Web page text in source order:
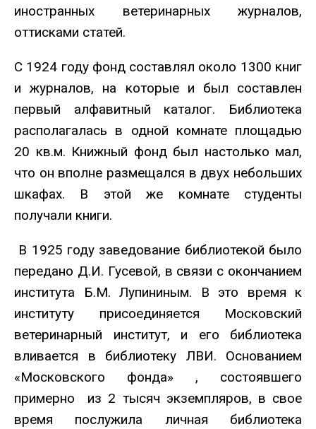
иностранных ветеринарных журналов,
оттисками статей.
С 1924 году фонд составлял около 1300 книг
и журналов, на которые и был составлен
первый алфавитный каталог. Библиотека
располагалась в одной комнате площадью
20 кв.м. Книжный фонд был настолько мал,
что он вполне размещался в двух небольших
шкафах. В этой же комнате студенты
получали книги.
В 1925 году заведование библиотекой было
передано Д.И. Гусевой, в связи с окончанием
института Б.М. Лупининым. В это время к
институту присоединяется Московский
ветеринарный институт, и его библиотека
вливается в библиотеку ЛВИ. Основанием
«Московского фонда» , состоявшего
примерно из 2 тысяч экземпляров, в свое
время послужила личная библиотека